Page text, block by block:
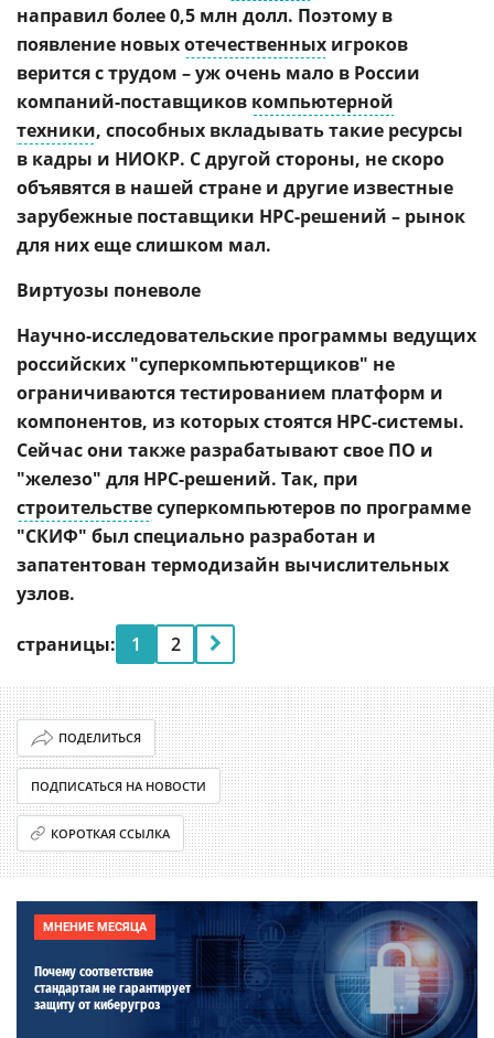
направил более 0,5 млн долл. Поэтому в
появление новыхотечественных игроков
верится с трудом – уж очень мало в России
компаний-поставщиков компьютерной
техники, способных вкладывать такие ресурсы
в кадры и НИОКР. С другой стороны, не скоро
объявятся в нашей стране и другие известные
зарубежные поставщики HPC-решений – рынок
для них еще слишком мал.
Виртуозы поневоле
Научно-исследовательские программы ведущих
российских "суперкомпьютерщиков" не
ограничиваются тестированием платформ и
компонентов, из которых стоятся HPC‑системы.
Сейчас они также разрабатывают свое ПО и
"железо" для HPC-решений. Так, при
строительствесуперкомпьютеров по программе
"СКИФ" был специально разработан и
запатентован термодизайн вычислительных
узлов.
страницы: 1 2
ПОДЕЛИТЬСЯ
ПОДПИСАТЬСЯ НА НОВОСТИ
КОРОТКАЯ ССЫЛКА
МНЕНИЕ МЕСЯЦА
Почему соответствие
стандартам не гарантирует
защиту от киберугроз